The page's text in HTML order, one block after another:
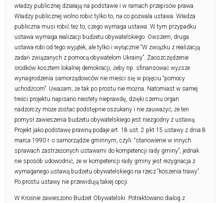
władzy publicznej działają na podstawie i w ramach przepisów prawa.
Władzy publicznej wolno robić tylko to, na co pozwala ustawa. Władza
publiczna musi robić też to, czego wymaga ustawa. W tym przypadku
ustawa wymaga realizacji budżetu obywatelskiego. Owszem, druga
ustawa robi od tego wyjątek, ale tylko i wyłącznie “W związku z realizacją
zadań związanych z pomocą obywatelom Ukrainy”. Zaoszczędzenie
środków kosztem lokalnej demokracji, żeby np. sfinansować wyższe
wynagrodzenia samorządowców nie mieści się w pojęciu “pomocy
uchodźcom”. Uważam, że tak po prostu nie można. Natomiast w samej
treści projektu napisano niestety nieprawdę, dzięki czemu organ
nadzorczy może zostać podstępnie oszukany i nie zauważyć, że ten
pomysł zawieszenia budżetu obywatelskiego jest niezgodny z ustawą.
Projekt jako podstawę prawną podaje art. 18 ust. 2 pkt 15 ustawy z dnia 8
marca 1990 r. o samorządzie gminnym, czyli: “stanowienie w innych
sprawach zastrzeżonych ustawami do kompetencji rady gminy”, jednak
nie sposób udowodnić, że w kompetencji rady gminy jest rezygnacja z
wymaganego ustawą budżetu obywatelskiego na rzecz “koszenia trawy”.
Po prostu ustawy nie przewidują takiej opcji.
W Krośnie zawieszono Budżet Obywatelski. Potraktowano dialog z